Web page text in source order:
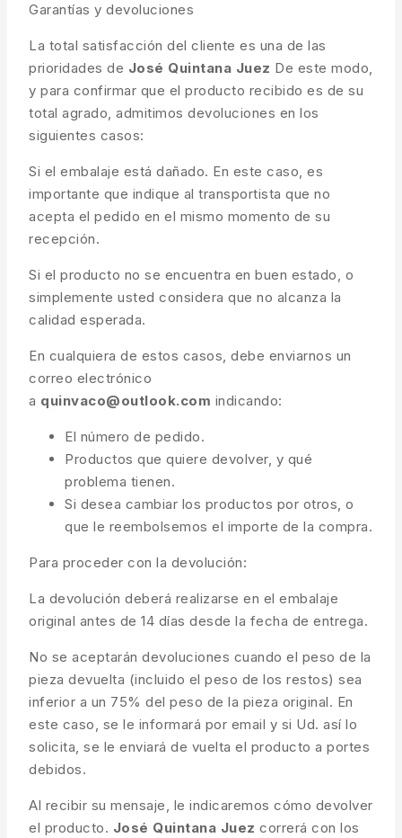
Garantías y devoluciones
La total satisfacción del cliente es una de las
prioridades de José Quintana Juez De este modo,
y para confirmar que el producto recibido es de su
total agrado, admitimos devoluciones en los
siguientes casos:
Si el embalaje está dañado. En este caso, es
importante que indique al transportista que no
acepta el pedido en el mismo momento de su
recepción.
Si el producto no se encuentra en buen estado, o
simplemente usted considera que no alcanza la
calidad esperada.
En cualquiera de estos casos, debe enviarnos un
correo electrónico
a quinvaco@outlook.com indicando:
El número de pedido.
Productos que quiere devolver, y qué
problema tienen.
Si desea cambiar los productos por otros, o
que le reembolsemos el importe de la compra.
Para proceder con la devolución:
La devolución deberá realizarse en el embalaje
original antes de 14 días desde la fecha de entrega.
No se aceptarán devoluciones cuando el peso de la
pieza devuelta (incluido el peso de los restos) sea
inferior a un 75% del peso de la pieza original. En
este caso, se le informará por email y si Ud. así lo
solicita, se le enviará de vuelta el producto a portes
debidos.
Al recibir su mensaje, le indicaremos cómo devolver
el producto. José Quintana Juez correrá con los